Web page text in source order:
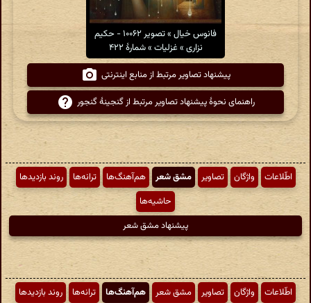
فانوس خیال » تصویر ۱۰۰۶۲ - حکیم
نزاری » غزلیات » شمارهٔ ۴۲۲
پیشنهاد تصاویر مرتبط از منابع اینترنتی
راهنمای نحوهٔ پیشنهاد تصاویر مرتبط از گنجینهٔ گنجور
اطّلاعات واژگان تصاویر مشق شعر هم‌آهنگ‌ها ترانه‌ها
روند بازدیدها
حاشیه‌ها
پیشنهاد مشق شعر
اطّلاعات واژگان تصاویر مشق شعر هم‌آهنگ‌ها ترانه‌ها
روند بازدیدها